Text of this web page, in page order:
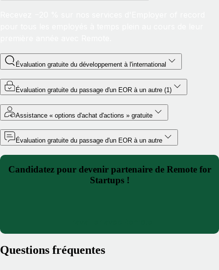
Évaluation gratuite du développement à l'international
Évaluation gratuite du passage d'un EOR à un autre (1)
Assistance « options d'achat d'actions » gratuite
Évaluation gratuite du passage d'un EOR à un autre
Candidatez pour devenir partenaire de Remote for
Startups !
Questions fréquentes